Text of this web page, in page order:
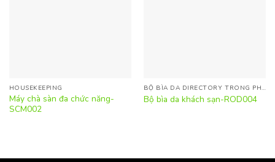
HOUSEKEEPING
Máy chà sàn đa chức năng-
SCM002
BỘ BÌA DA DIRECTORY TRONG PHÒNG
Bộ bìa da khách sạn-ROD004